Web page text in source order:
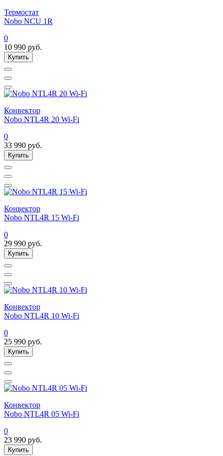
Термостат
Nobo NCU 1R
0
10 990 руб.
Купить
Конвектор
Nobo NTL4R 20 Wi-Fi
0
33 990 руб.
Купить
Конвектор
Nobo NTL4R 15 Wi-Fi
0
29 990 руб.
Купить
Конвектор
Nobo NTL4R 10 Wi-Fi
0
25 990 руб.
Купить
Конвектор
Nobo NTL4R 05 Wi-Fi
0
23 990 руб.
Купить